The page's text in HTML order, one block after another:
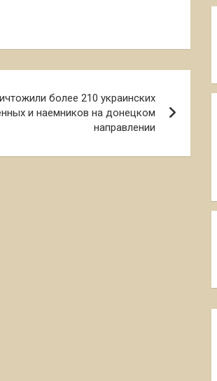
более 210 украинских
и наемников на донецком
направлении